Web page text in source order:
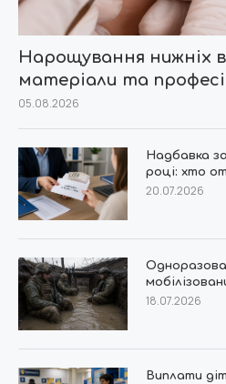
Нарощування нижніх
матеріали та
05.08.2026
Надбавка
році: хто
20.07.2026
18.07.2026
Виплати